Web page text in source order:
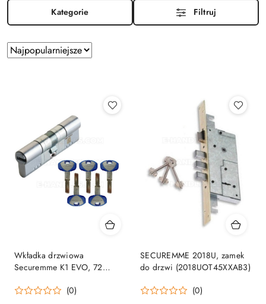
Kategorie Filtruj
Zastosowano
sortowanie:
Sortuj
według
Wkładka drzwiowa
Securemme K1 EVO, 72
chrom
(0)
SECUREMME 2018U, zamek
do drzwi (2018UOT45XXAB3)
(0)